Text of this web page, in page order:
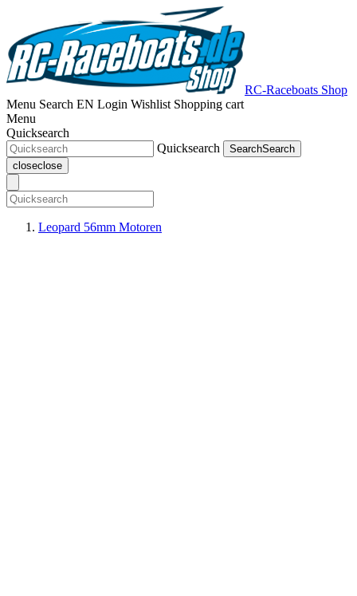
RC-Raceboats Shop
Menu Search EN Login Wishlist Shopping cart
Menu
Quicksearch
Quicksearch
SearchSearch
closeclose
Leopard 56mm Motoren